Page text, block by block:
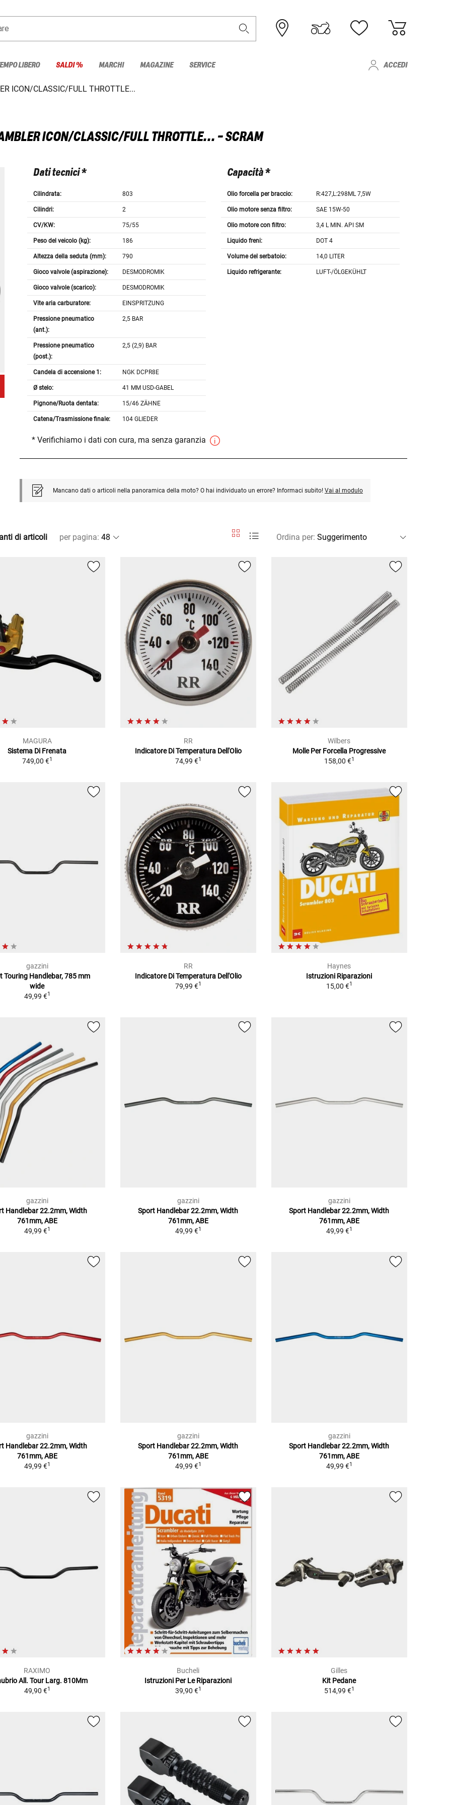
LIBERO SALDI % MARCHI MAGAZINE SERVICE ACCEDI
ICON/CLASSIC/FULL THROTTLE...
ICON/CLASSIC/FULL THROTTLE... - SCRAM
Dati tecnici *
Cilindrata: 803
Cilindri: 2
CV/KW: 75/55
Peso del veicolo (kg): 186
Altezza della seduta (mm): 790
Gioco valvole (aspirazione): DESMODROMIK
Gioco valvole (scarico): DESMODROMIK
Vite aria carburatore: EINSPRITZUNG
Pressione pneumatico
(ant.):
2,5 BAR
Pressione pneumatico
(post.):
2,5 (2,9) BAR
Candela di accensione 1: NGK DCPR8E
Ø stelo: 41 MM USD-GABEL
Pignone/Ruota dentata: 15/46 ZÄHNE
Catena/Trasmissione finale: 104 GLIEDER
Capacità *
Olio forcella per braccio: R:427,L:298ML 7,5W
Olio motore senza filtro: SAE 15W-50
Olio motore con filtro: 3,4 L MIN. API SM
Liquido freni: DOT 4
Volume del serbatoio: 14,0 LITER
Liquido refrigerante: LUFT-/ÖLGEKÜHLT
* Verifichiamo i dati con cura, ma senza garanzia
Mancano dati o articoli nella panoramica della moto? O hai individuato un errore? Informaci subito! Vai al modulo
di articoli per pagina: Ordina per:
MAGURA
Sistema Di Frenata
749,00 €1
RR
Indicatore Di Temperatura Dell'Olio
74,99 €1
Wilbers
Molle Per Forcella Progressive
158,00 €1
gazzini
Touring Handlebar, 785 mm
wide
49,99 €1
RR
Indicatore Di Temperatura Dell'Olio
79,99 €1
Haynes
Istruzioni Riparazioni
15,00 €1
gazzini
Handlebar 22.2mm, Width
761mm, ABE
49,99 €1
gazzini
Sport Handlebar 22.2mm, Width
761mm, ABE
49,99 €1
gazzini
Sport Handlebar 22.2mm, Width
761mm, ABE
49,99 €1
gazzini
Handlebar 22.2mm, Width
761mm, ABE
49,99 €1
gazzini
Sport Handlebar 22.2mm, Width
761mm, ABE
49,99 €1
gazzini
Sport Handlebar 22.2mm, Width
761mm, ABE
49,99 €1
RAXIMO
All. Tour Larg. 810Mm
49,90 €1
Bucheli
Istruzioni Per Le Riparazioni
39,90 €1
Gilles
Kit Pedane
514,99 €1